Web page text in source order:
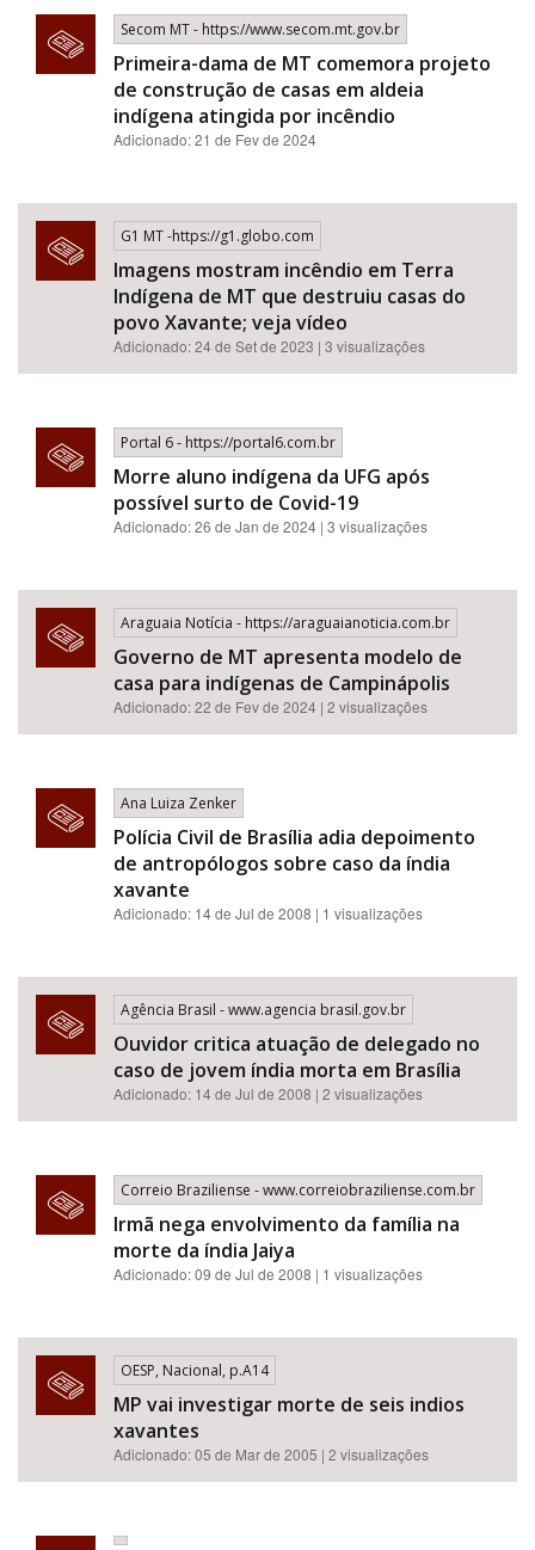
Secom MT - https://www.secom.mt.gov.br
Primeira-dama de MT comemora projeto
de construção de casas em aldeia
indígena atingida por incêndio
Adicionado: 21 de Fev de 2024
G1 MT -https://g1.globo.com
Imagens mostram incêndio em Terra
Indígena de MT que destruiu casas do
povo Xavante; veja vídeo
Adicionado: 24 de Set de 2023 | 3 visualizações
Portal 6 - https://portal6.com.br
Morre aluno indígena da UFG após
possível surto de Covid-19
Adicionado: 26 de Jan de 2024 | 3 visualizações
Araguaia Notícia - https://araguaianoticia.com.br
Governo de MT apresenta modelo de
casa para indígenas de Campinápolis
Adicionado: 22 de Fev de 2024 | 2 visualizações
Ana Luiza Zenker
Polícia Civil de Brasília adia depoimento
de antropólogos sobre caso da índia
xavante
Adicionado: 14 de Jul de 2008 | 1 visualizações
Agência Brasil - www.agencia brasil.gov.br
Ouvidor critica atuação de delegado no
caso de jovem índia morta em Brasília
Adicionado: 14 de Jul de 2008 | 2 visualizações
Correio Braziliense - www.correiobraziliense.com.br
Irmã nega envolvimento da família na
morte da índia Jaiya
Adicionado: 09 de Jul de 2008 | 1 visualizações
OESP, Nacional, p.A14
MP vai investigar morte de seis indios
xavantes
Adicionado: 05 de Mar de 2005 | 2 visualizações